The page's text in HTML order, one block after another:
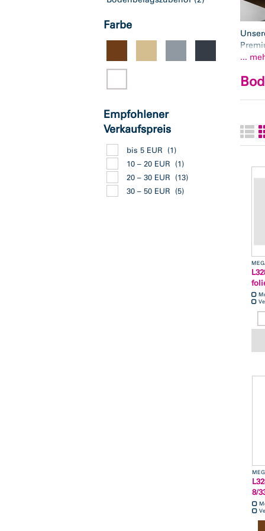
Farbe
Empfohlener
Verkaufspreis
bis 5 EUR (1)
10 – 20 EUR (1)
20 – 30 EUR (13)
30 – 50 EUR (5)
...
8/